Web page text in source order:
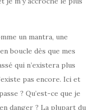
un mantra, une
boucle dès que mes
qui n’existera plus
pas encore. Ici et
? Qu’est-ce que je
danger ? La plupart du